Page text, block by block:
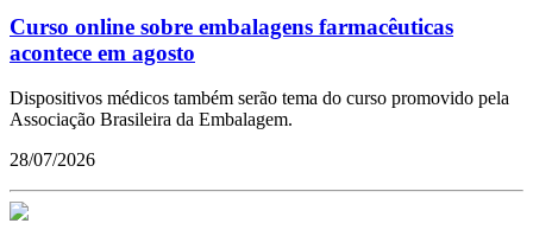
Curso online sobre embalagens farmacêuticas
acontece em agosto
Dispositivos médicos também serão tema do curso promovido pela
Associação Brasileira da Embalagem.
28/07/2026